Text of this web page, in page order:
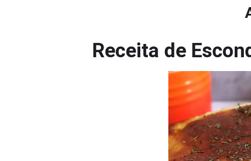
Receita de